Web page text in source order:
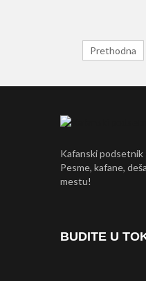
Prethodna
Kafanski podsetnik
Pesme, kafane,
mestu!
BUDITE U